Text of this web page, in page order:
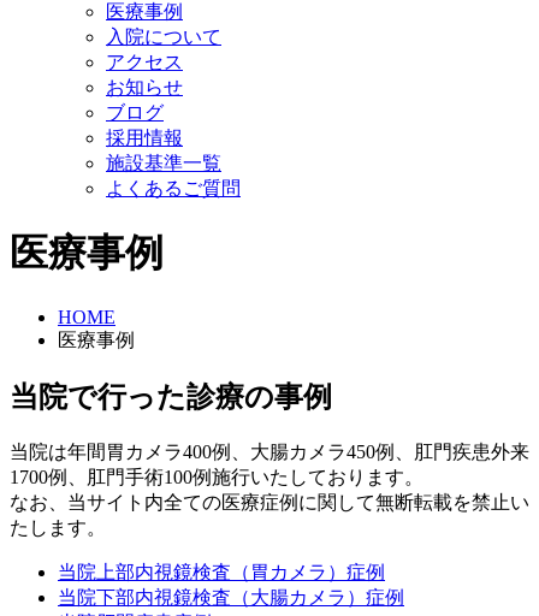
医療事例
入院について
アクセス
お知らせ
ブログ
採用情報
施設基準一覧
よくあるご質問
医療事例
HOME
医療事例
当院で行った診療の事例
当院は年間胃カメラ400例、大腸カメラ450例、肛門疾患外来
1700例、肛門手術100例施行いたしております。
なお、当サイト内全ての医療症例に関して無断転載を禁止い
たします。
当院上部内視鏡検査（胃カメラ）症例
当院下部内視鏡検査（大腸カメラ）症例